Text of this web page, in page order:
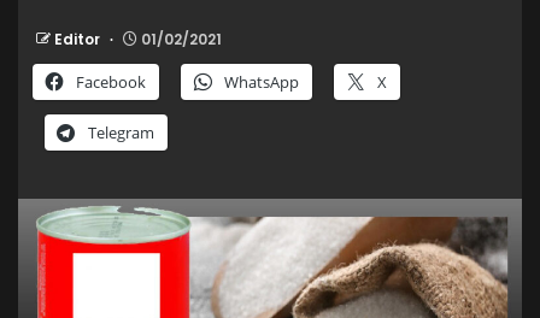
Editor 01/02/2021
Facebook WhatsApp X
Telegram